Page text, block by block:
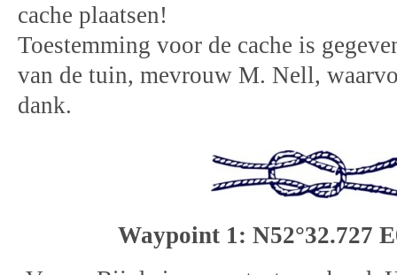
cache plaatsen!
Toestemming voor de cache is
van de tuin, mevrouw M. Nell,
dank.
Waypoint 1: N52°32.727